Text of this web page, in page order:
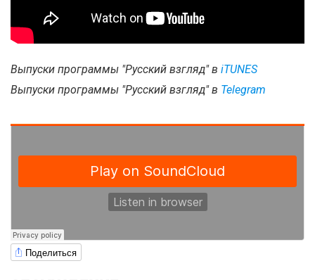
Выпуски программы "Русский взгляд" в iTUNES
Выпуски программы "Русский взгляд" в Telegram
Поделиться